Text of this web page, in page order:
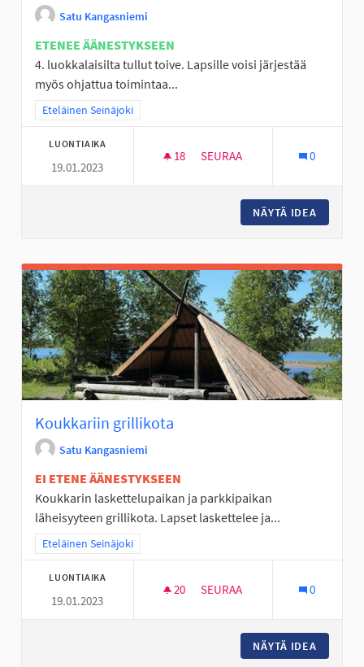
Satu Kangasniemi
ETENEE ÄÄNESTYKSEEN
4. luokkalaisilta tullut toive. Lapsille voisi järjestää
myös ohjattua toimintaa...
Rajaa tulokset teeman mukaan: Eteläinen Seinäjoki
Eteläinen Seinäjoki
LUONTIAIKA
19.01.2023
18 18 SEURAAJAA
SEURAA 0
NÄYTÄ IDEA
Koukkariin grillikota
Satu Kangasniemi
EI ETENE ÄÄNESTYKSEEN
Koukkarin laskettelupaikan ja parkkipaikan
läheisyyteen grillikota. Lapset laskettelee ja...
Rajaa tulokset teeman mukaan: Eteläinen Seinäjoki
Eteläinen Seinäjoki
LUONTIAIKA
19.01.2023
20 20 SEURAAJAA
SEURAA 0
NÄYTÄ IDEA